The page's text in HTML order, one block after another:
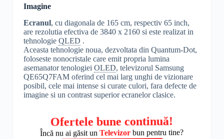
Imagine
Ecranul, cu diagonala de 165 cm, respectiv 65 inch,
are rezolutia efectiva de 3840 x 2160 si este realizat in
tehnologie QLED .
Aceasta tehnologie noua, dezvoltata din Quantum-Dot,
foloseste nonocristale care emit propria lumina
asemanator tenologiei OLED, televizorul Samsung
QE65Q7FAM oferind cel mai larg unghi de vizionare
posibil, cele mai intense si curate culori, fara defecte de
imagine si un contrast superior ecranelor clasice.
Ofertele bune continuă!
Încă nu ai găsit unTelevizorbun pentru tine?